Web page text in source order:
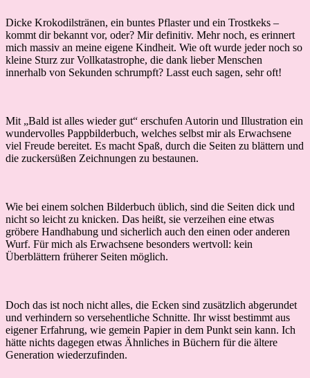
Dicke Krokodilstränen, ein buntes Pflaster und ein Trostkeks –
kommt dir bekannt vor, oder? Mir definitiv. Mehr noch, es erinnert
mich massiv an meine eigene Kindheit. Wie oft wurde jeder noch so
kleine Sturz zur Vollkatastrophe, die dank lieber Menschen
innerhalb von Sekunden schrumpft? Lasst euch sagen, sehr oft!
Mit „Bald ist alles wieder gut“ erschufen Autorin und Illustration ein
wundervolles Pappbilderbuch, welches selbst mir als Erwachsene
viel Freude bereitet. Es macht Spaß, durch die Seiten zu blättern und
die zuckersüßen Zeichnungen zu bestaunen.
Wie bei einem solchen Bilderbuch üblich, sind die Seiten dick und
nicht so leicht zu knicken. Das heißt, sie verzeihen eine etwas
gröbere Handhabung und sicherlich auch den einen oder anderen
Wurf. Für mich als Erwachsene besonders wertvoll: kein
Überblättern früherer Seiten möglich.
Doch das ist noch nicht alles, die Ecken sind zusätzlich abgerundet
und verhindern so versehentliche Schnitte. Ihr wisst bestimmt aus
eigener Erfahrung, wie gemein Papier in dem Punkt sein kann. Ich
hätte nichts dagegen etwas Ähnliches in Büchern für die ältere
Generation wiederzufinden.